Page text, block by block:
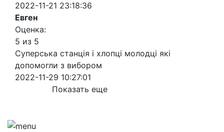
2022-11-21 23:18:36
Евген
Оценка:
5 из 5
Суперська станція і хлопці молодці які
допомогли з вибором
2022-11-29 10:27:01
Показать еще